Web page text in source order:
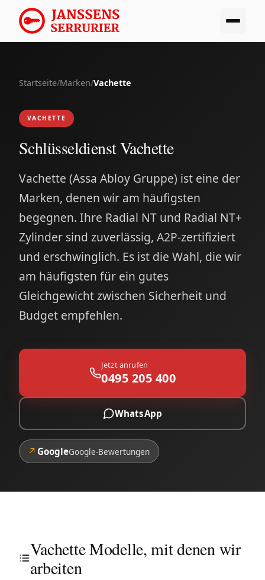
Startseite/Marken/Vachette
VACHETTE
Schlüsseldienst Vachette
Vachette (Assa Abloy Gruppe) ist eine der
Marken, denen wir am häufigsten
begegnen. Ihre Radial NT und Radial NT+
Zylinder sind zuverlässig, A2P-zertifiziert
und erschwinglich. Es ist die Wahl, die wir
am häufigsten für ein gutes
Gleichgewicht zwischen Sicherheit und
Budget empfehlen.
Jetzt anrufen
0495 205 400
WhatsApp
↗ GoogleGoogle-Bewertungen
Vachette Modelle, mit denen wir
arbeiten